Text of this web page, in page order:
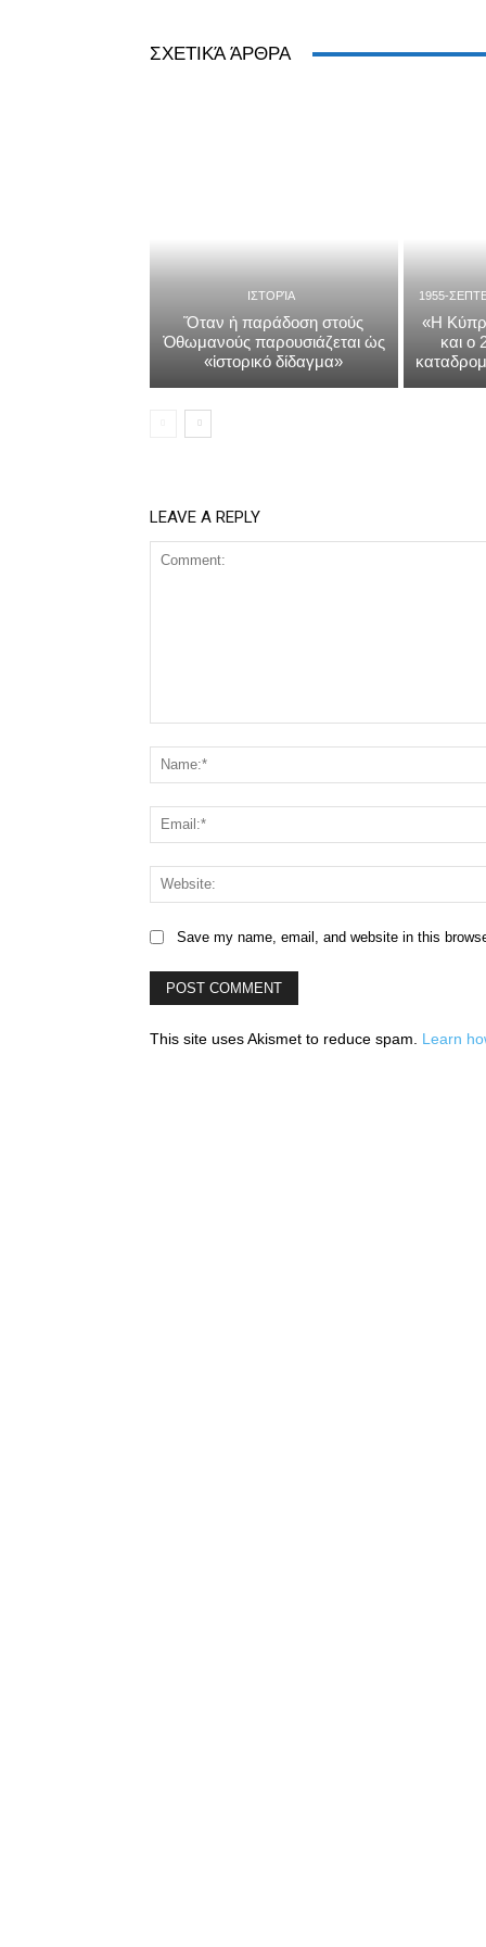
ΣΧΕΤΙΚΆ ΆΡΘΡΑ
ΙΣΤΟΡΊΑ
Ὅταν ἡ παράδοση στούς
Ὀθωμανούς παρουσιάζεται ὡς
«ἱστορικό δίδαγμα»
1955-
«Η
και ο
LEAVE A REPLY
Save my name, email, and website in this
This site uses Akismet to reduce spam. Learn